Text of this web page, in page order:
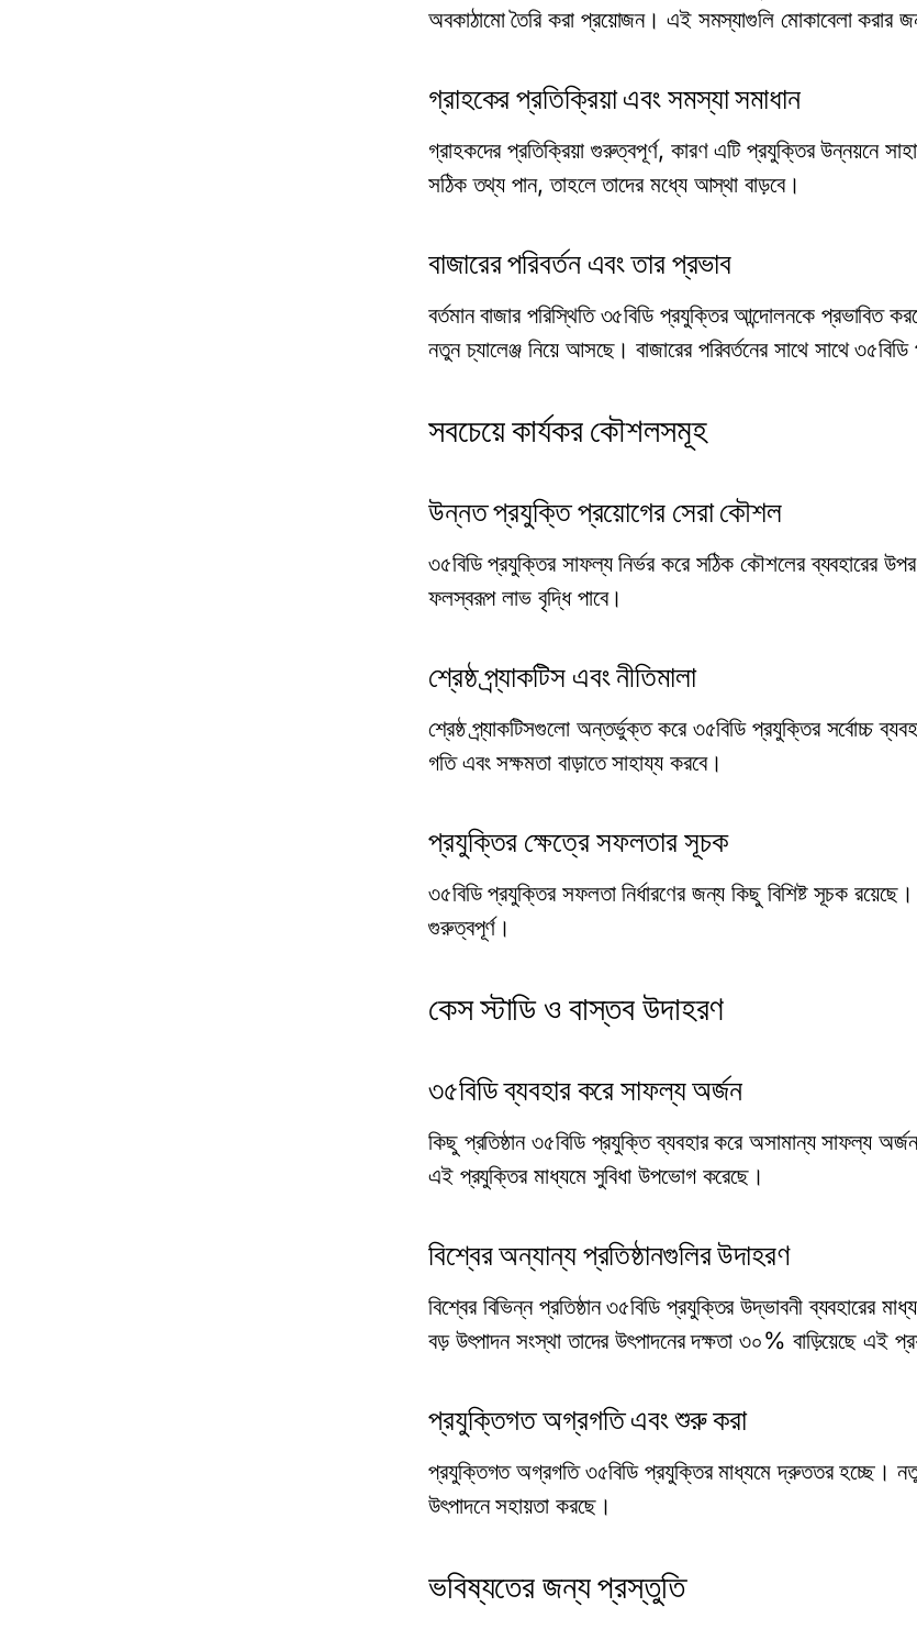
অবকাঠামো তৈরি করা প্রয়োজন। এই সমস্যাগুলি মোকাবেলা করার
গ্রাহকের প্রতিক্রিয়া এবং সমস্যা সমাধান
গ্রাহকদের প্রতিক্রিয়া গুরুত্বপূর্ণ, কারণ এটি প্রযুক্তির উন্নয়নে
সঠিক তথ্য পান, তাহলে তাদের মধ্যে আস্থা বাড়বে।
বাজারের পরিবর্তন এবং তার প্রভাব
বর্তমান বাজার পরিস্থিতি ৩৫বিডি প্রযুক্তির আন্দোলনকে প্রভাবিত
নতুন চ্যালেঞ্জ নিয়ে আসছে। বাজারের পরিবর্তনের সাথে সাথে
সবচেয়ে কার্যকর কৌশলসমূহ
উন্নত প্রযুক্তি প্রয়োগের সেরা কৌশল
৩৫বিডি প্রযুক্তির সাফল্য নির্ভর করে সঠিক কৌশলের ব্যবহারের
ফলস্বরূপ লাভ বৃদ্ধি পাবে।
শ্রেষ্ঠ প্র্যাকটিস এবং নীতিমালা
শ্রেষ্ঠ প্র্যাকটিসগুলো অন্তর্ভুক্ত করে ৩৫বিডি প্রযুক্তির সর্বোচ্চ
গতি এবং সক্ষমতা বাড়াতে সাহায্য করবে।
প্রযুক্তির ক্ষেত্রে সফলতার সূচক
৩৫বিডি প্রযুক্তির সফলতা নির্ধারণের জন্য কিছু বিশিষ্ট সূচক
গুরুত্বপূর্ণ।
কেস স্টাডি ও বাস্তব উদাহরণ
৩৫বিডি ব্যবহার করে সাফল্য অর্জন
কিছু প্রতিষ্ঠান ৩৫বিডি প্রযুক্তি ব্যবহার করে অসামান্য সাফল্য
এই প্রযুক্তির মাধ্যমে সুবিধা উপভোগ করেছে।
বিশ্বের অন্যান্য প্রতিষ্ঠানগুলির উদাহরণ
বিশ্বের বিভিন্ন প্রতিষ্ঠান ৩৫বিডি প্রযুক্তির উদ্ভাবনী ব্যবহারের
বড় উৎপাদন সংস্থা তাদের উৎপাদনের দক্ষতা ৩০% বাড়িয়েছে এই
প্রযুক্তিগত অগ্রগতি এবং শুরু করা
প্রযুক্তিগত অগ্রগতি ৩৫বিডি প্রযুক্তির মাধ্যমে দ্রুততর হচ্ছে।
উৎপাদনে সহায়তা করছে।
ভবিষ্যতের জন্য প্রস্তুতি